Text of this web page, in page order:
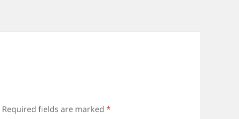
Required fields are marked*